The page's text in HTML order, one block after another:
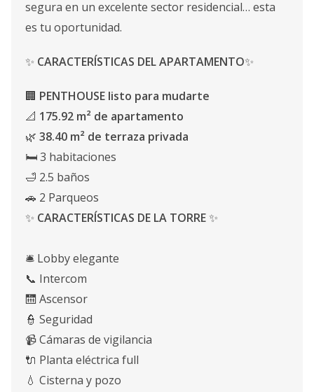
segura en un excelente sector residencial… esta
es tu oportunidad.
✨ CARACTERÍSTICAS DEL APARTAMENTO✨
🏢 PENTHOUSE listo para mudarte
📐 175.92 m² de apartamento
🌿 38.40 m² de terraza privada
🛏 3 habitaciones
🛁 2.5 baños
🚗 2 Parqueos
✨ CARACTERÍSTICAS DE LA TORRE✨
🛎 Lobby elegante
📞 Intercom
🛗 Ascensor
👮 Seguridad
📹 Cámaras de vigilancia
🔌 Planta eléctrica full
💧 Cisterna y pozo